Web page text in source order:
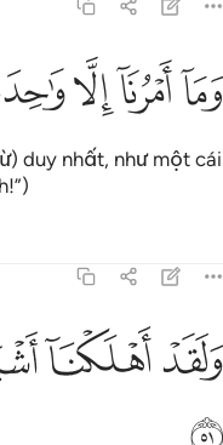
وما امرنا الا واحدة كلمح بالبصر
وَمَآ أَمْرُنَآ إِلَّا وَٰحِدَةٌۭ كَلَمْحٍۭ
ﱁﱂﱃ
duy nhất, như một cái
ولقد اهلكنا اشياعكم فهل من
وَلَقَدْ أَهْلَكْنَآ أَشْيَاعَكُمْ فَهَلْ
ﱈﱉ